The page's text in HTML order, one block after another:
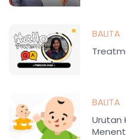
BALITA
BALITA
Urutan